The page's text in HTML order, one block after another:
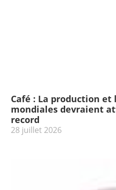
Café : La production
mondiales devraient
record
28 juillet 2026